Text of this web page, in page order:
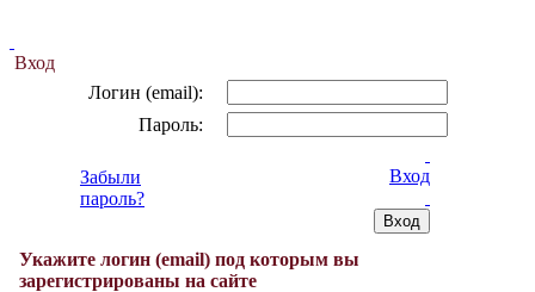
Вход
Логин (email):
Пароль:
Забыли
пароль?
Вход
Укажите логин (email) под которым вы
зарегистрированы на сайте